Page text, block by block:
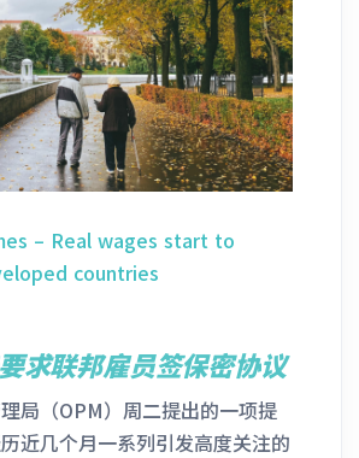
– Real wages start to
countries
求联邦雇员签保密协议
局（OPM）周二提出的一项提
近几个月一系列引发高度关注的